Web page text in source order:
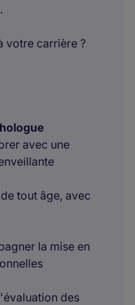
votre carrière ?
avec une
tout âge, avec
la mise en
des